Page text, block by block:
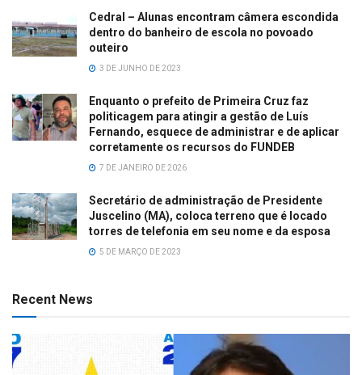
Cedral – Alunas encontram câmera escondida
dentro do banheiro de escola no povoado
outeiro
3 DE JUNHO DE 2023
Enquanto o prefeito de Primeira Cruz faz
politicagem para atingir a gestão de Luís
Fernando, esquece de administrar e de aplicar
corretamente os recursos do FUNDEB
7 DE JANEIRO DE 2026
Secretário de administração de Presidente
Juscelino (MA), coloca terreno que é locado
torres de telefonia em seu nome e da esposa
5 DE MARÇO DE 2023
Recent News